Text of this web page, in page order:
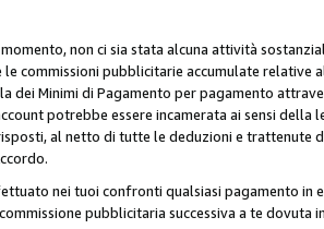
non ci sia stata alcuna attività
commissioni pubblicitarie accumulate
dei Minimi di Pagamento per pagamento
potrebbe essere incamerata ai sensi
al netto di tutte le deduzioni e trattenute
nei tuoi confronti qualsiasi pagamento in
pubblicitaria successiva a te dovuta